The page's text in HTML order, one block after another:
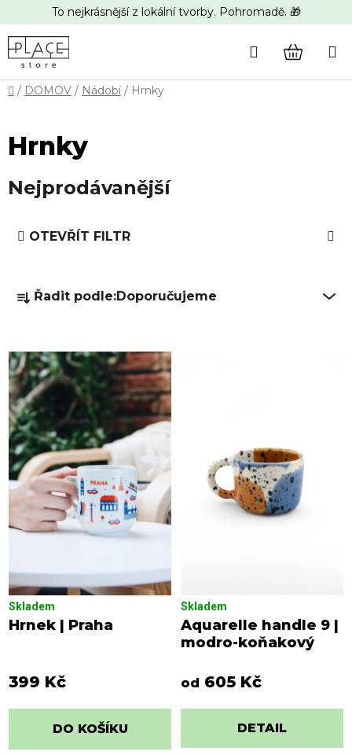
na
obsah
To nejkrásnější z lokální tvorby. Pohromadě. 🎁
Hledat
Domů
/ DOMOV / Nádobí / Hrnky
Hrnky
Nejprodávanější
a
e
n
í
p
r
o
d
u
k
t
Řadit podle:Doporučujeme
OTEVŘÍT FILTR
r
o
d
u
k
t
ů
Hrnek | Praha
Skladem
399 Kč
DO KOŠÍKU
Aquarelle handle 9 |
modro-koňakový
Skladem
od 605 Kč
DETAIL